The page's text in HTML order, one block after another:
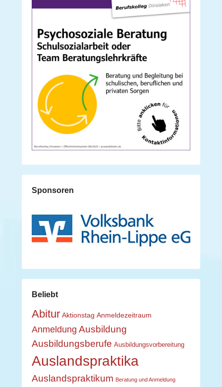
Sponsoren
Beliebt
Abitur Aktionstag Anmeldezeitraum
Anmeldung Ausbildung
Ausbildungsberufe Ausbildungsvorbereitung
Auslandspraktika
Auslandspraktikum Beratung und Anmeldung